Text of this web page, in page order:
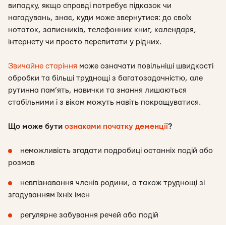
випадку, якщо справді потребує підказок чи
нагадувань, знає, куди може звернутися: до своїх
нотаток, записників, телефонних книг, календаря,
інтернету чи просто перепитати у рідних.
Звичайне старіння може означати повільніші швидкості
обробки та більші труднощі з багатозадачністю, але
рутинна пам’ять, навички та знання лишаються
стабільними і з віком можуть навіть покращуватися.
Що може бути ознаками початку деменції?
неможливість згадати подробиці останніх подій або
розмов
невпізнавання членів родини, а також труднощі зі
згадуванням їхніх імен
регулярне забування речей або подій